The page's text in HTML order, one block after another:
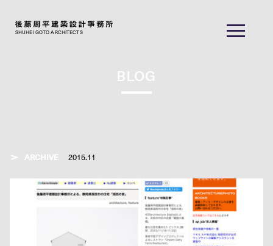
SHUHEI GOTO ARCHITECTS
BLOG
ARCHIVE 2015.11